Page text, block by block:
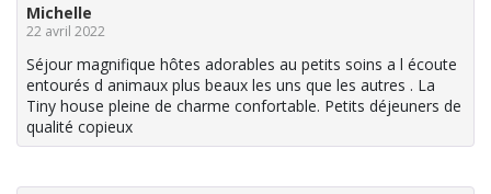
Michelle
22 avril 2022
Séjour magnifique hôtes adorables au petits soins a l écoute
entourés d animaux plus beaux les uns que les autres . La
Tiny house pleine de charme confortable. Petits déjeuners de
qualité copieux